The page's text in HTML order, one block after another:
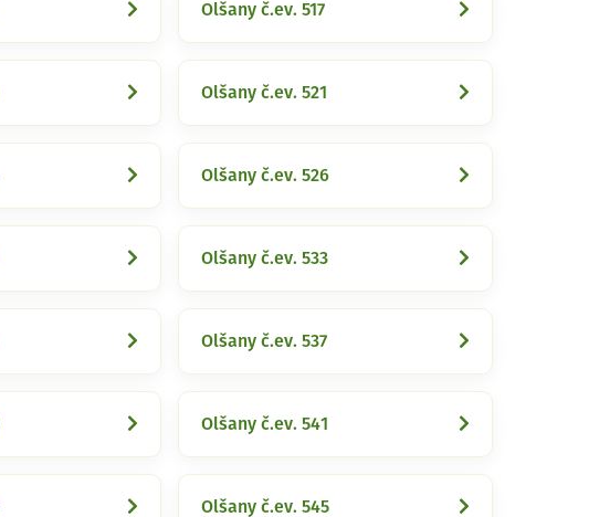
Olšany č.ev. 517
Olšany č.ev. 521
Olšany č.ev. 526
Olšany č.ev. 533
Olšany č.ev. 537
Olšany č.ev. 541
Olšany č.ev. 545